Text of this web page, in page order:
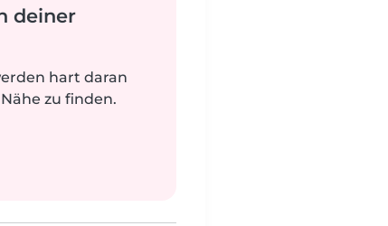
deiner
hart daran
zu finden.